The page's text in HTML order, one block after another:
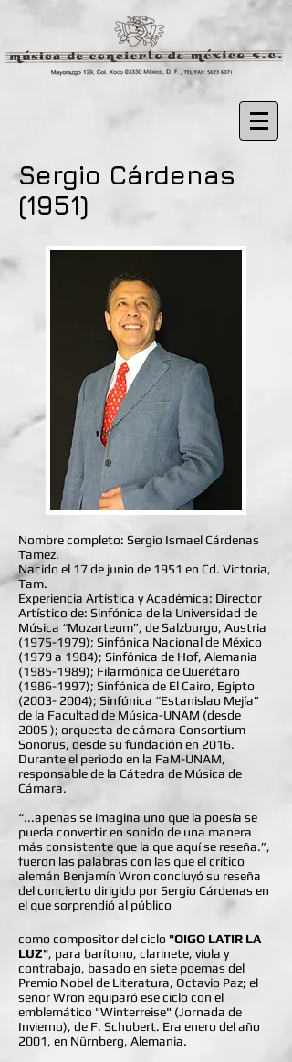
Sergio Cárdenas
(1951)
Nombre completo: Sergio Ismael Cárdenas
Tamez.
Nacido el 17 de junio de 1951 en Cd. Victoria,
Tam.
Experiencia Artística y Académica: Director
Artístico de: Sinfónica de la Universidad de
Música “Mozarteum”, de Salzburgo, Austria
(1975-1979); Sinfónica Nacional de México
(1979 a 1984); Sinfónica de Hof, Alemania
(1985-1989); Filarmónica de Querétaro
(1986-1997); Sinfónica de El Cairo, Egipto
(2003- 2004); Sinfónica “Estanislao Mejía”
de la Facultad de Música-UNAM (desde
2005 ); orquesta de cámara Consortium
Sonorus, desde su fundación en 2016.
Durante el periodo en la FaM-UNAM,
responsable de la Cátedra de Música de
Cámara.
“...apenas se imagina uno que la poesía se
pueda convertir en sonido de una manera
más consistente que la que aquí se reseña.”,
fueron las palabras con las que el crítico
alemán Benjamín Wron concluyó su reseña
del concierto dirigido por Sergio Cárdenas en
el que sorprendió al público
como compositor del ciclo "OIGO LATIR LA
LUZ", para barítono, clarinete, viola y
contrabajo, basado en siete poemas del
Premio Nobel de Literatura, Octavio Paz; el
señor Wron equiparó ese ciclo con el
emblemático "Winterreise" (Jornada de
Invierno), de F. Schubert. Era enero del año
2001, en Nürnberg, Alemania.